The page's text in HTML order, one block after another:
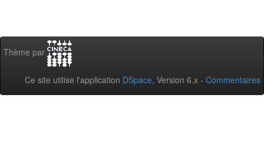
Thème par
Ce site utilise l'application DSpace, Version 6.x - Commentaires